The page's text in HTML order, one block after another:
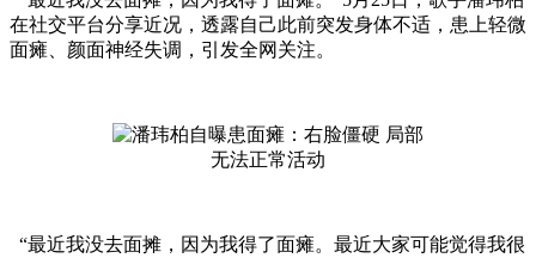
在社交平台分享近况，透露自己此前突发身体不适，患上轻微
面瘫、颜面神经失调，引发全网关注。
“最近我没去面摊，因为我得了面瘫。最近大家可能觉得我很